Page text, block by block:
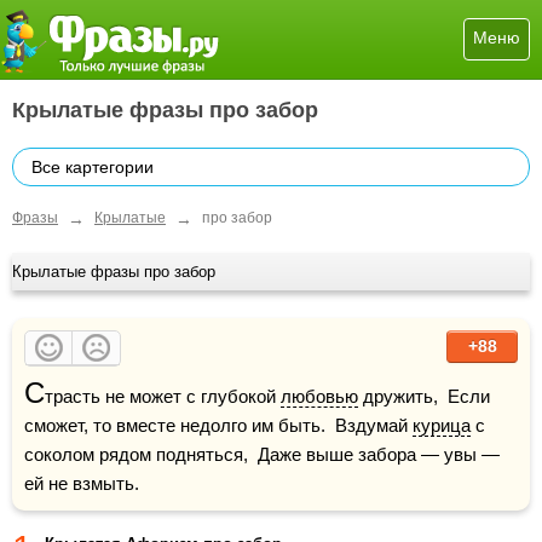
Меню
Крылатые фразы про забор
Все картегории
Фразы → Крылатые → про забор
Крылатые фразы про забор
+88
Страсть не может с глубокой любовью дружить,  Если
сможет, то вместе недолго им быть.  Вздумай курица с
соколом рядом подняться,  Даже выше забора — увы —
ей не взмыть.